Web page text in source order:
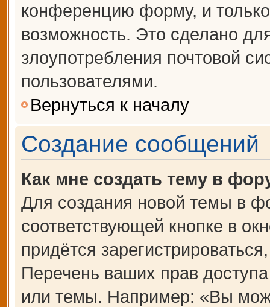
конференцию форму, и
возможность. Это сделано
злоупотребления почтовой
пользователями.
Вернуться к началу
Создание сообщений
Как мне создать тему в
Для создания новой темы в
соответствующей кнопке в
придётся
Перечень ваших прав
или темы. Например: «Вы